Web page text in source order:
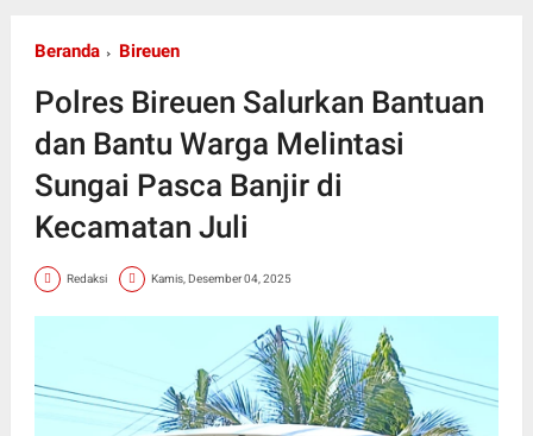
Beranda Bireuen
Polres Bireuen Salurkan Bantuan
dan Bantu Warga Melintasi
Sungai Pasca Banjir di
Kecamatan Juli
Redaksi Kamis, Desember 04, 2025